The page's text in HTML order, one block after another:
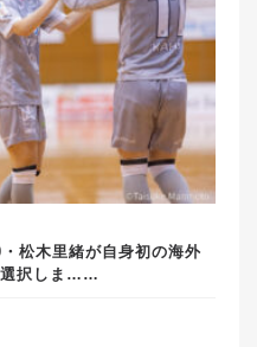
松木里緒が自身初の海外
選択しま……